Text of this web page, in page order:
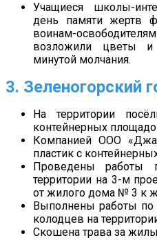
Учащиеся школы-
день памяти жертв
воинам-
возложили цветы и
минутой молчания.
3. Зеленогорский
На территории
контейнерных
Компанией ООО
пластик с
Проведены работы
территории на 3-м
от жилого дома № 3 к
Выполнены работы
колодцев на
Скошена трава за